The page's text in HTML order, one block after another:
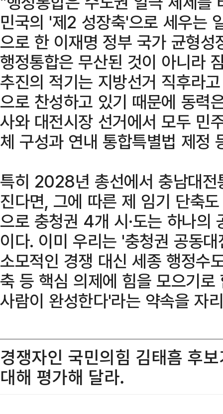
민국의 '제2 성장축'으로 세우는
으로 한 이재명 정부 국가 균형
행정통합은 무산된 것이 아니라
추진의 적기는 지방선거 직후라
으로 찬성하고 있기 때문에 동력
사와 대전시장 선거에서 모두 민
체 구성과 연내 통합특별법 제정
특히 2028년 총선에서 충남대전
진다면, 그에 따른 제 임기 단축
으로 충청권 4개 시·도는 하나의
이다. 이미 우리는 '충청권 공동
소모적인 경쟁 대신 세종 행정수
축 등 핵심 의제에 힘을 모으기
사람이 완성한다'라는 약속을 자
경쟁자인 국민의힘 김태흠 후
대해 평가해 달라.